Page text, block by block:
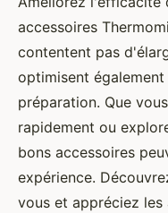
accessoires
contentent pas
optimisent
préparation. Que
rapidement ou
bons accessoires
expérience.
vous et appréciez